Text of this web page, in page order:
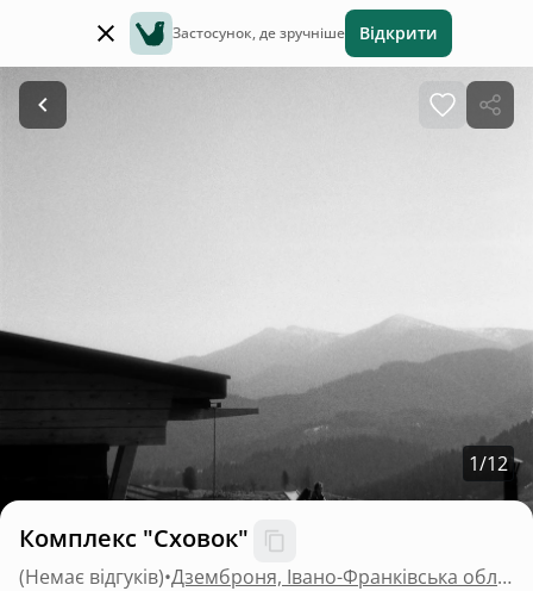
Застосунок, де зручніше Відкрити
1/12
Комплекс "Сховок"
(Немає відгуків)•
Дземброня, Івано-Франківська область